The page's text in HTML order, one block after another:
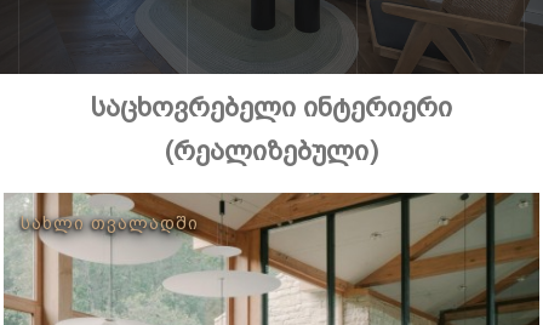
საცხოვრებელი ინტერიერი
(რეალიზებული)
ᲡᲐᲮᲚᲘ ᲗᲕᲐᲚᲐᲓᲨᲘ